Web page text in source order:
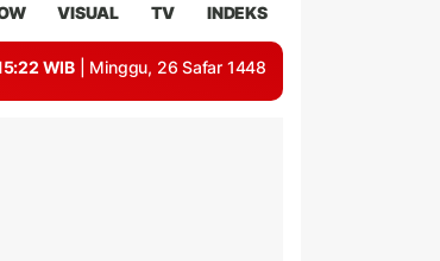
VISUAL TV INDEKS
WIB | Minggu, 26 Safar 1448